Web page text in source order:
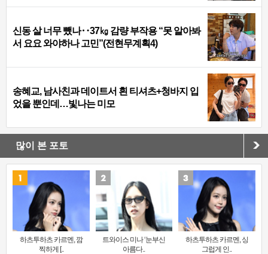
신동 살 너무 뺐나‥37㎏ 감량 부작용 “못 알아봐
서 요요 와야하나 고민”(전현무계획4)
송혜교, 남사친과 데이트서 흰 티셔츠+청바지 입
었을 뿐인데…빛나는 미모
많이 본 포토
하츠투하츠 카르멘, 깜
찍하게 [..
트와이스 미나 ‘눈부신
아름다..
하츠투하츠 카르멘, 싱
그럽게 인..